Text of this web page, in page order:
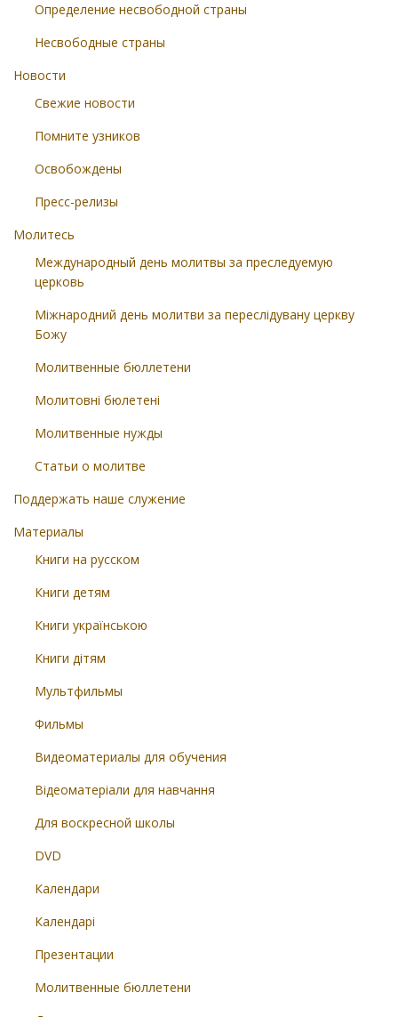
Определение несвободной страны
Несвободные страны
Новости
Свежие новости
Помните узников
Освобождены
Пресс-релизы
Молитесь
Международный день молитвы за преследуемую
церковь
Міжнародний день молитви за переслідувану церкву
Божу
Молитвенные бюллетени
Молитовні бюлетені
Молитвенные нужды
Статьи о молитве
Поддержать наше служение
Материалы
Книги на русском
Книги детям
Книги українською
Книги дітям
Мультфильмы
Фильмы
Видеоматериалы для обучения
Відеоматеріали для навчання
Для воскресной школы
DVD
Календари
Календарі
Презентации
Молитвенные бюллетени